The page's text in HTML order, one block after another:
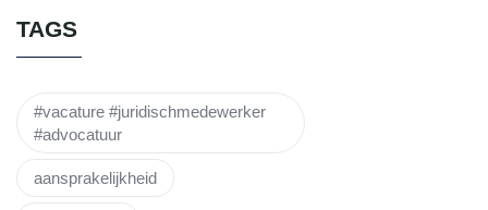
TAGS
#vacature #juridischmedewerker
#advocatuur
aansprakelijkheid